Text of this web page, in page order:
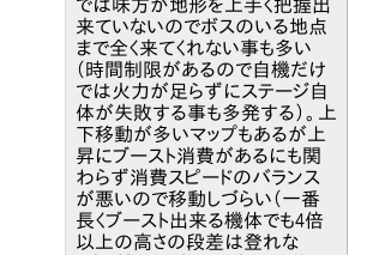
では味方が地形を上手く把握出
来ていないのでボスのいる地点
まで全く来てくれない事も多い
（時間制限があるので自機だけ
では火力が足らずにステージ自
体が失敗する事も多発する）。上
下移動が多いマップもあるが上
昇にブースト消費があるにも関
わらず消費スピードのバランス
が悪いので移動しづらい（一番
長くブースト出来る機体でも4倍
以上の高さの段差は登れな